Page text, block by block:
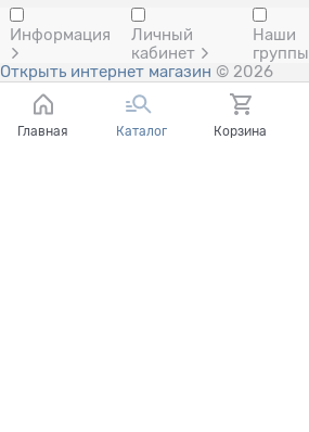
Информация
Личный
кабинет
Наши
группы
Открыть интернет магазин © 2026
Главная Каталог Корзина